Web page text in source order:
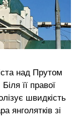
над Прутом
її правої
швидкість
янголятків зі